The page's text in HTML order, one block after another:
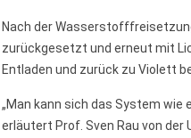
Nach der
zurückgesetzt und erneut mit
Entladen und zurück zu Violett
„Man kann sich das System wie
erläutert Prof. Sven Rau von der